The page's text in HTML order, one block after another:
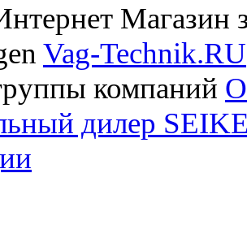
Магазин
Vag-Technik.RU
компаний
дилер